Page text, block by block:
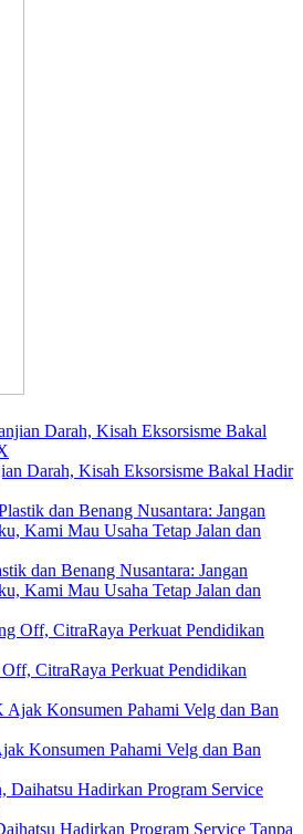
Darah, Kisah Eksorsisme Bakal Hadir
dan Benang Nusantara: Jangan
Kami Mau Usaha Tetap Jalan dan
CitraRaya Perkuat Pendidikan
Konsumen Pahami Velg dan Ban
Hadirkan Program Service Tanpa